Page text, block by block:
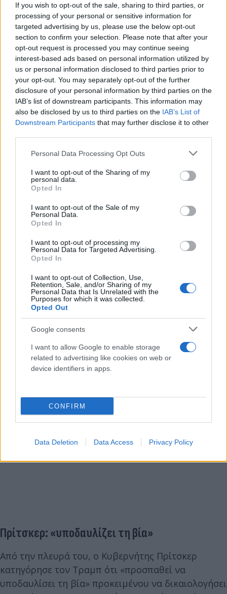
If you wish to opt-out of the sale, sharing to third parties, or
processing of your personal or sensitive information for
targeted advertising by us, please use the below opt-out
section to confirm your selection. Please note that after your
opt-out request is processed you may continue seeing
interest-based ads based on personal information utilized by
us or personal information disclosed to third parties prior to
your opt-out. You may separately opt-out of the further
disclosure of your personal information by third parties on the
IAB’s list of downstream participants. This information may
also be disclosed by us to third parties on the IAB’s List of
Downstream Participants that may further disclose it to other
Please note that this website/app uses one or more Google
not limited to your visit or usage behaviour. You may click to
grant or deny consent to Google and its third-party tags to
use your data for below specified purposes in below Google
consent section.
Personal Data Processing Opt Outs
I want to opt-out of the Sharing of my
personal data.
Opted In
I want to opt-out of the Sale of my
Personal Data.
Opted In
I want to opt-out of processing my
Personal Data for Targeted Advertising.
Opted In
I want to opt-out of Collection, Use,
Retention, Sale, and/or Sharing of my
Personal Data that Is Unrelated with the
Purposes for which it was collected.
Opted Out
Google consents
I want to allow Google to enable storage
related to advertising like cookies on web or
device identifiers in apps.
CONFIRM
Data Deletion Data Access Privacy Policy
Σικάγο. Η ανάπτυξη αυτή πραγματοποιείται παρά
τις έντονες αντιρρήσεις του Κυβερνήτη Πρίτσκερ,
του Δημάρχου Τζόνσον και άλλων Δημοκρατικών
ηγετών.
Ο Τραμπ, ο οποίος έχει ήδη διατάξει την ανάπτυξη
στρατευμάτων σε πόλεις όπως το Λος Άντζελες και
η Ουάσιγκτον, αψηφά την αντίθεση των τοπικών
αρχών, υποστηρίζοντας ότι οι ισχυρισμοί τους για
«ανομία και βία» δεν ανταποκρίνονται στην
πραγματικότητα. «Ο στόχος μου είναι πολύ απλός.
ΝΑ ΣΤΑΜΑΤΗΣΩ ΤΟ ΕΓΚΛΗΜΑ ΣΤΗΝ ΑΜΕΡΙΚΗ!»,
δήλωσε μέσω των social media.
Πρίτσκερ: «υποδαυλίζει τη βία»
Από την πλευρά του, ο Κυβερνήτης Πρίτσκερ
κατηγόρησε τον Τραμπ ότι «προσπαθεί να
υποδαυλίσει τη βία» προκειμένου να δικαιολογήσει